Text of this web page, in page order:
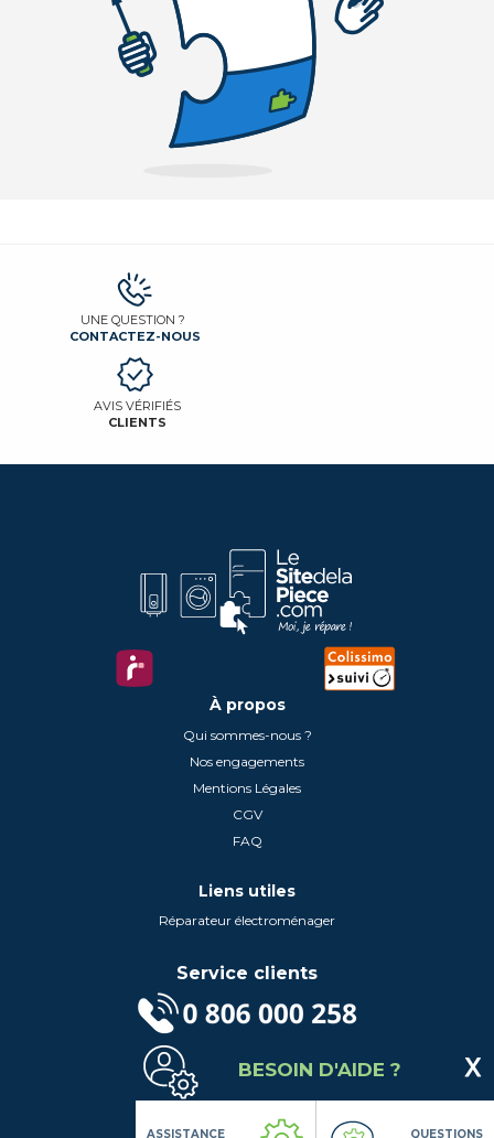
UNE QUESTION ?
CONTACTEZ-NOUS
AVIS VÉRIFIÉS
CLIENTS
À propos
Qui sommes-nous ?
Nos engagements
Mentions Légales
CGV
FAQ
Liens utiles
Réparateur électroménager
Service clients
(Service gratuit + prix d'un appel local)
Lundi au Vendredi de 9h à 18h
Contactez-Nous
Suivez-nous
BESOIN D'AIDE ?
ASSISTANCE QUESTIONS